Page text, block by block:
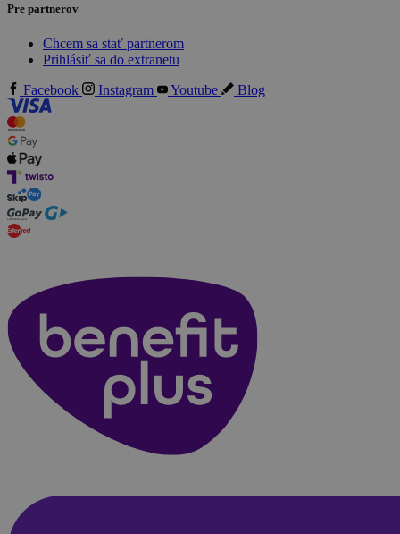
Pre partnerov
Chcem sa stať partnerom
Prihlásiť sa do extranetu
Facebook
Instagram Youtube Blog